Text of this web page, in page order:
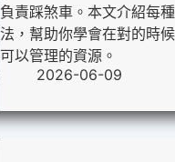
負責踩煞車。本文介紹每
法，幫助你學會在對的時
可以管理的資源。
2026-06-09